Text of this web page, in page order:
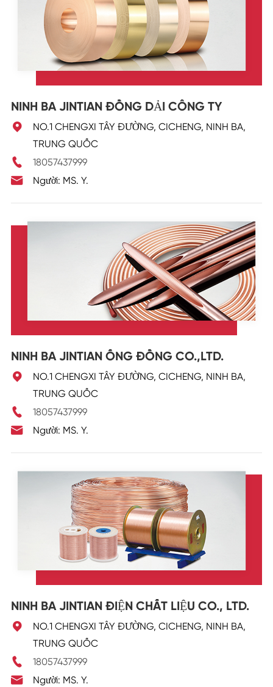
NINH BA JINTIAN ĐỒNG DẢI CÔNG TY

NO.1 CHENGXI TÂY ĐƯỜNG, CICHENG, NINH BA,
TRUNG QUỐC
 18057437999
 Người: MS. Y.
NINH BA JINTIAN ỐNG ĐỒNG CO.,LTD.

NO.1 CHENGXI TÂY ĐƯỜNG, CICHENG, NINH BA,
TRUNG QUỐC
 18057437999
 Người: MS. Y.
NINH BA JINTIAN ĐIỆN CHẤT LIỆU CO., LTD.

NO.1 CHENGXI TÂY ĐƯỜNG, CICHENG, NINH BA,
TRUNG QUỐC
 18057437999
 Người: MS. Y.